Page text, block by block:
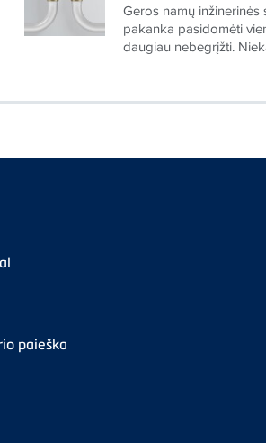
Geros namų
pakanka pasidomėti
daugiau nebegrįžti.
paieška